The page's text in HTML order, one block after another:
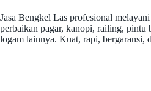
Jasa Bengkel Las profesional
perbaikan pagar, kanopi, railing, pintu
logam lainnya. Kuat, rapi, bergaransi,